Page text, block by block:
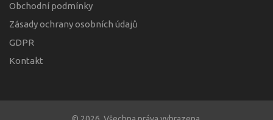
Obchodní podmínky
Zásady ochrany osobních údajů
GDPR
Kontakt